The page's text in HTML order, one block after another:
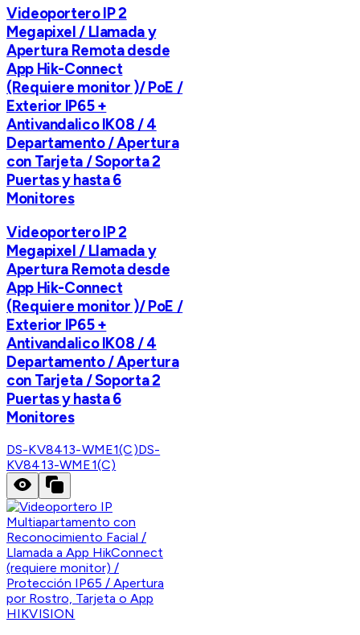
Videoportero IP 2
Megapixel / Llamada y
Apertura Remota desde
App Hik-Connect
(Requiere monitor )/ PoE /
Exterior IP65 +
Antivandalico IK08 / 4
Departamento / Apertura
con Tarjeta / Soporta 2
Puertas y hasta 6
Monitores
Videoportero IP 2
Megapixel / Llamada y
Apertura Remota desde
App Hik-Connect
(Requiere monitor )/ PoE /
Exterior IP65 +
Antivandalico IK08 / 4
Departamento / Apertura
con Tarjeta / Soporta 2
Puertas y hasta 6
Monitores
DS-KV8413-WME1(C)DS-
KV8413-WME1(C)
HIKVISION